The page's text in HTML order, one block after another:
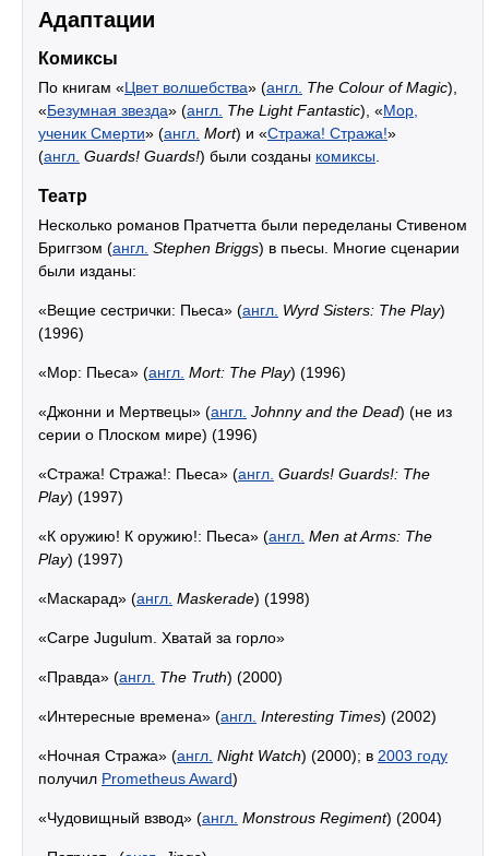
Адаптации
Комиксы
По книгам «Цвет волшебства» (англ. The Colour of Magic),
«Безумная звезда» (англ. The Light Fantastic), «Мор,
ученик Смерти» (англ. Mort) и «Стража! Стража!»
(англ. Guards! Guards!) были созданы комиксы
Театр
Несколько романов Пратчетта были переделаны Стивеном
Бриггзом (англ. Stephen Briggs) в пьесы. Многие сценарии
были изданы:
«Вещие сестрички: Пьеса» (англ. Wyrd Sisters: The Play)
(1996)
«Мор: Пьеса» (англ. Mort: The Play) (1996)
«Джонни и Мертвецы» (англ. Johnny and the Dead) (не из
серии о Плоском мире) (1996)
«Стража! Стража!: Пьеса» (англ. Guards! Guards!: The
Play) (1997)
«К оружию! К оружию!: Пьеса» (англ. Men at Arms: The
Play) (1997)
«Маскарад» (англ. Maskerade) (1998)
«Carpe Jugulum. Хватай за горло»
«Правда» (англ. The Truth) (2000)
«Интересные времена» (англ. Interesting Times) (2002)
«Ночная Стража» (англ. Night Watch) (2000); в 2003 году
получил Prometheus Award)
«Чудовищный взвод» (англ. Monstrous Regiment) (2004)